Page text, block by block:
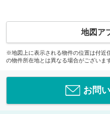
地図ア
※地図上に表示される物件の位置は付近
の物件所在地とは異なる場合がございます
お問